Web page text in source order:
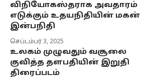
விநியோகஸ்தராக அவதாரம்
எடுக்கும் உதயநிதியின் மகன்
இன்பநிதி
செப்டம்பர் 3, 2025
உலகம் முழுவதும் வசூலை
குவித்த தளபதியின் இறுதி
திரைப்படம்